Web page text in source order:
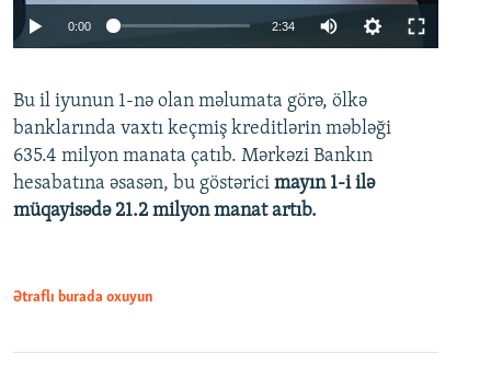
0:00 2:34
360p
480p
720p
Bu il iyunun 1-nə olan məlumata görə, ölkə
banklarında vaxtı keçmiş kreditlərin məbləği
635.4 milyon manata çatıb. Mərkəzi Bankın
hesabatına əsasən, bu göstərici mayın 1-i ilə
müqayisədə 21.2 milyon manat artıb.
Ətraflı burada oxuyun